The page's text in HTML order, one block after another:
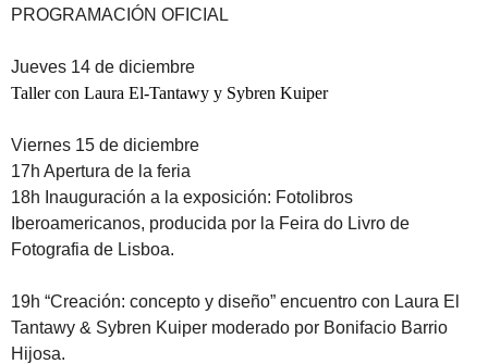
PROGRAMACIÓN OFICIAL
Jueves 14 de diciembre
Taller con Laura El-Tantawy y Sybren Kuiper
Viernes 15 de diciembre
17h Apertura de la feria
18h Inauguración a la exposición: Fotolibros
Iberoamericanos, producida por la Feira do Livro de
Fotografia de Lisboa.
19h “Creación: concepto y diseño” encuentro con Laura El
Tantawy & Sybren Kuiper moderado por Bonifacio Barrio
Hijosa.